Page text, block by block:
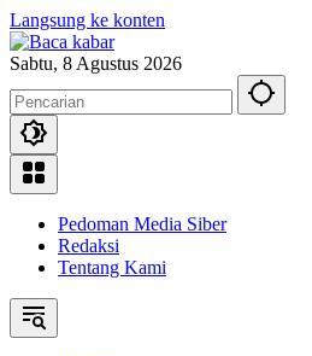
Langsung ke konten
Sabtu, 8 Agustus 2026
Pedoman Media Siber
Redaksi
Tentang Kami